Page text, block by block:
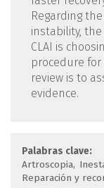
Regarding
instability,
CLAI is
procedure for
review is to
evidence.
Palabras clave:
Artroscopia
Reparación y